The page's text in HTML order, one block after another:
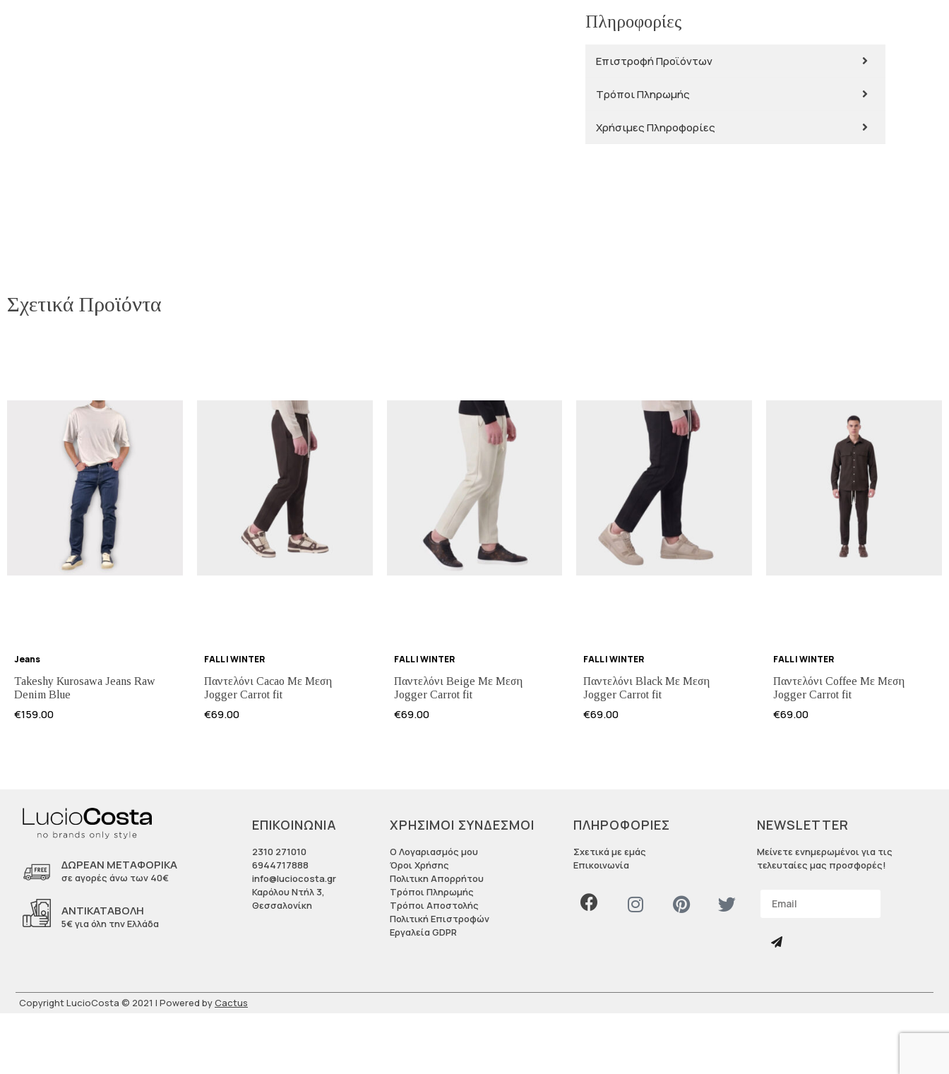
Πληροφορίες
Επιστροφή Προϊόντων
Τρόποι Πληρωμής
Χρήσιμες Πληροφορίες
Σχετικά Προϊόντα
Jeans
Takeshy Kurosawa Jeans Raw
Denim Blue
€159.00
FALL | WINTER
Παντελόνι Cacao Με Μεση
Jogger Carrot fit
€69.00
FALL | WINTER
Παντελόνι Beige Με Μεση
Jogger Carrot fit
€69.00
FALL | WINTER
Παντελόνι Black Με Μεση
Jogger Carrot fit
€69.00
FALL | WINTER
Παντελόνι Coffee Με Μεση
Jogger Carrot fit
€69.00
ΔΩΡΕΆΝ ΜΕΤΑΦΟΡΙΚΆ
σε αγορές άνω των 40€
ΑΝΤΙΚΑΤΑΒΟΛΉ
5€ για όλη την Ελλάδα
ΕΠΙΚΟΙΝΩΝΙΑ
2310 271010
6944717888
info@luciocosta.gr
Καρόλου Ντήλ 3,
Θεσσαλονίκη
ΧΡΗΣΙΜΟΙ ΣΥΝΔΕΣΜΟΙ
Ο Λογαριασμός μου
Όροι Χρήσης
Πολιτικη Απορρήτου
Τρόποι Πληρωμής
Τρόποι Αποστολής
Πολιτική Επιστροφών
Εργαλεία GDPR
ΠΛΗΡΟΦΟΡΙΕΣ
Σχετικά με εμάς
Επικοινωνία
NEWSLETTER
Μείνετε ενημερωμένοι για τις
τελευταίες μας προσφορές!
Copyright LucioCosta © 2021 | Powered byCactus